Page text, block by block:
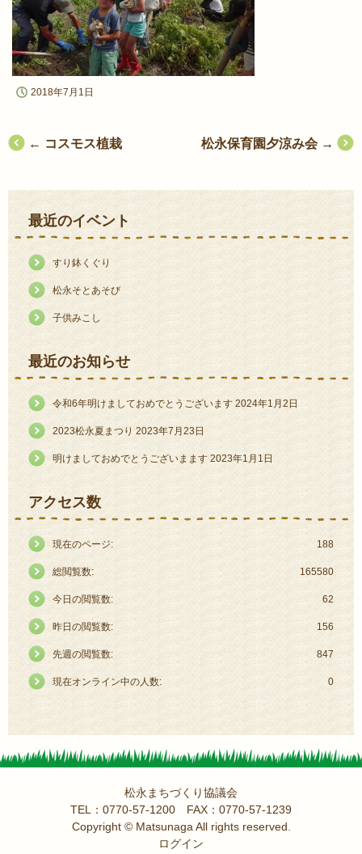
2018年7月1日
投
ナ
ビ
ゲ
ー
シ
ョ
ン
← コスモス植栽 松永保育園夕涼み会 →
最近のイベント
すり鉢くぐり
松永そとあそび
子供みこし
最近のお知らせ
令和6年明けましておめでとうございます 2024年1月2日
2023松永夏まつり 2023年7月23日
明けましておめでとうございまます 2023年1月1日
アクセス数
188
現在のページ:
165580
総閲覧数:
62
今日の閲覧数:
156
昨日の閲覧数:
847
先週の閲覧数:
0
現在オンライン中の人数:
松永まちづくり協議会
TEL：0770-57-1200 FAX：0770-57-1239
Copyright © Matsunaga All rights reserved.
ログイン